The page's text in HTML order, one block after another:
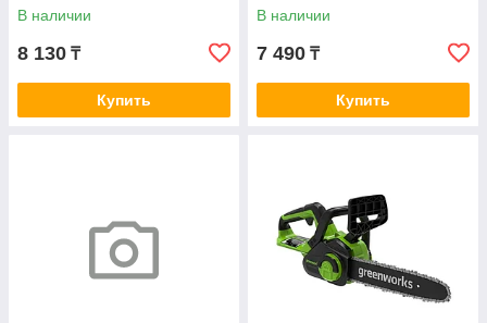
В наличии
8 130 ₸
Купить
В наличии
7 490 ₸
Купить